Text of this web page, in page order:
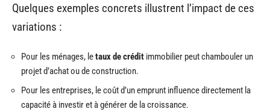
Quelques exemples concrets illustrent l’impact de ces
variations :
Pour les ménages, letaux de crédit immobilier peut chambouler un
projet d’achat ou de construction.
Pour les entreprises, le coût d’un emprunt influence directement la
capacité à investir et à générer de la croissance.